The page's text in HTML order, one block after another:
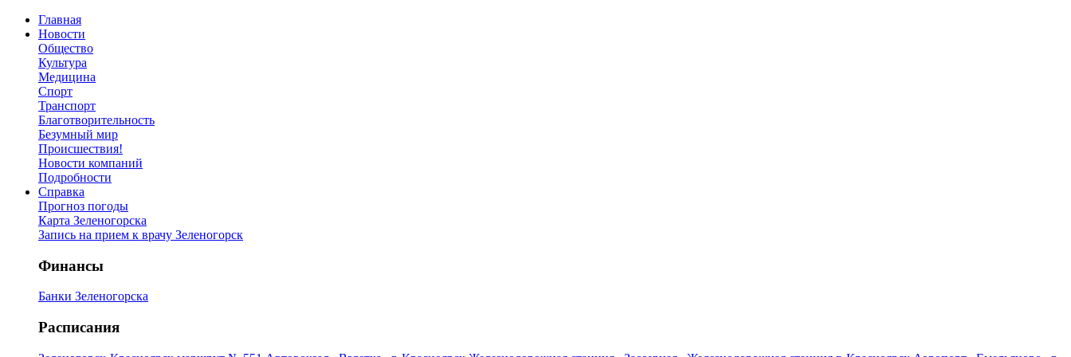
Главная
Новости
Общество
Культура
Медицина
Спорт
Транспорт
Благотворительность
Безумный мир
Происшествия!
Новости компаний
Подробности
Справка
Прогноз погоды
Карта Зеленогорска
Запись на прием к врачу Зеленогорск
Финансы
Банки Зеленогорска
Расписания